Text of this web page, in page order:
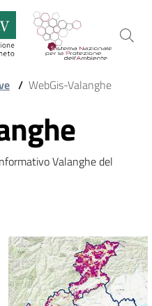
/ WebGis-Valanghe
Valanghe del